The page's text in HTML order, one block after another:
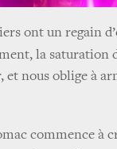
ont un regain
la saturation
et nous oblige à
commence à